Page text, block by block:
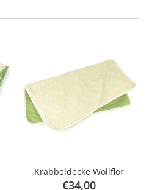
Krabbeldecke Wollflor
€34,00